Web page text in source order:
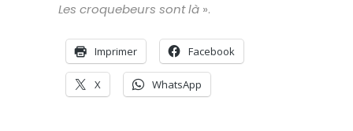
Les croquebeurs sont là ».
Imprimer Facebook
X WhatsApp